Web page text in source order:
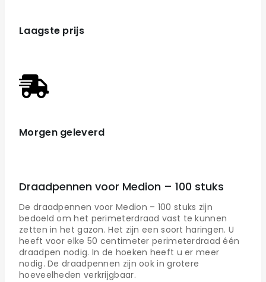
Laagste prijs
Morgen geleverd
Draadpennen voor Medion – 100 stuks
De draadpennen voor Medion – 100 stuks zijn
bedoeld om het perimeterdraad vast te kunnen
zetten in het gazon. Het zijn een soort haringen. U
heeft voor elke 50 centimeter perimeterdraad één
draadpen nodig. In de hoeken heeft u er meer
nodig. De draadpennen zijn ook in grotere
hoeveelheden verkrijgbaar.